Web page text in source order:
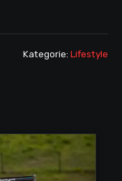
Kategorie: Lifestyle